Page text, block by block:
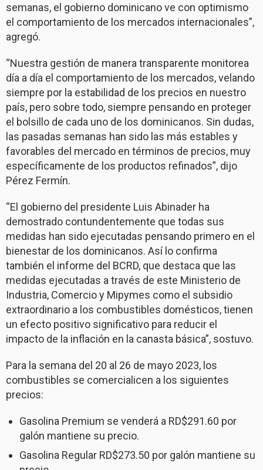
semanas, el gobierno dominicano ve con optimismo
el comportamiento de los mercados internacionales”,
agregó.
“Nuestra gestión de manera transparente monitorea
día a día el comportamiento de los mercados, velando
siempre por la estabilidad de los precios en nuestro
país, pero sobre todo, siempre pensando en proteger
el bolsillo de cada uno de los dominicanos. Sin dudas,
las pasadas semanas han sido las más estables y
favorables del mercado en términos de precios, muy
específicamente de los productos refinados”, dijo
Pérez Fermín.
“El gobierno del presidente Luis Abinader ha
demostrado contundentemente que todas sus
medidas han sido ejecutadas pensando primero en el
bienestar de los dominicanos. Así lo confirma
también el informe del BCRD, que destaca que las
medidas ejecutadas a través de este Ministerio de
Industria, Comercio y Mipymes como el subsidio
extraordinario a los combustibles domésticos, tienen
un efecto positivo significativo para reducir el
impacto de la inflación en la canasta básica”, sostuvo.
Para la semana del 20 al 26 de mayo 2023, los
combustibles se comercialicen a los siguientes
precios:
Gasolina Premium se venderá a RD$291.60 por
galón mantiene su precio.
Gasolina Regular RD$273.50 por galón mantiene su